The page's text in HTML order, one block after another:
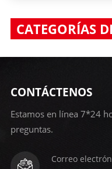
CATEGORÍAS
CONTÁCTENOS
Estamos en línea 7*24
preguntas.
Correo